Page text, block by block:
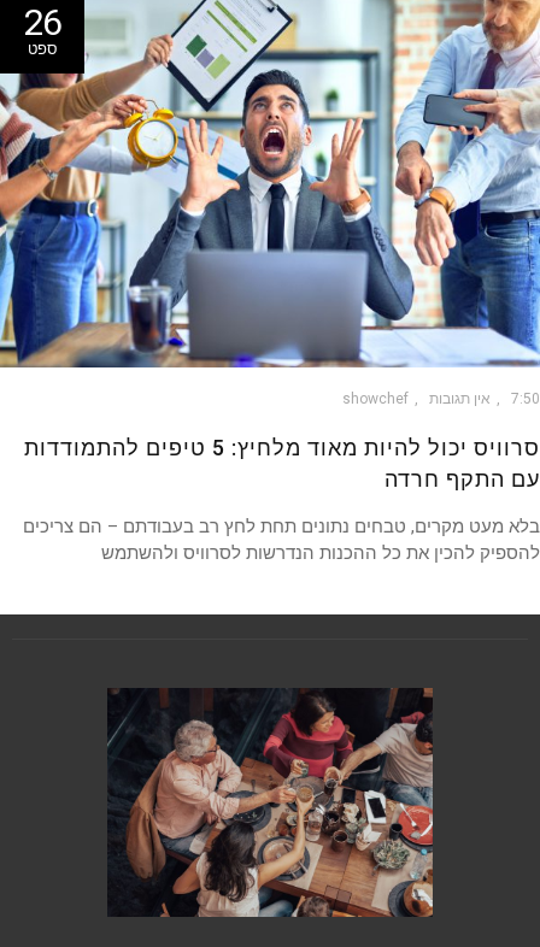
26
ספט
אין תגובות showchef
סרוויס יכול להיות מאוד מלחיץ: 5 טיפים להתמודדות
התקף חרדה
מעט מקרים, טבחים נתונים תחת לחץ רב בעבודתם – הם צריכים
להכין את כל ההכנות הנדרשות לסרוויס ולהשתמש